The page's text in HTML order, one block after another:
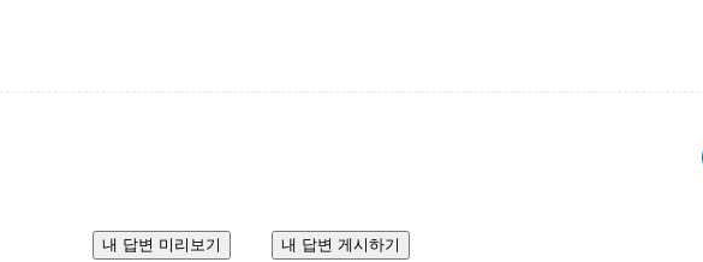
내 답변 미리보기 내 답변 게시하기